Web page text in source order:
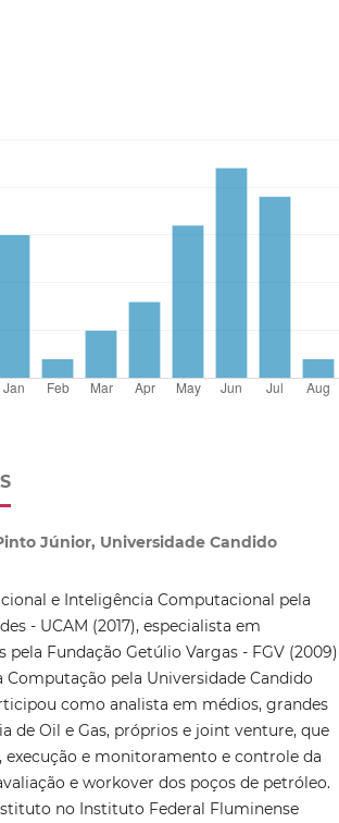
Júnior, Universidade Candido
e Inteligência Computacional pela
- UCAM (2017), especialista em
Fundação Getúlio Vargas - FGV (2009)
Computação pela Universidade Candido
como analista em médios, grandes
de Oil e Gas, próprios e joint venture, que
e monitoramento e controle da
e workover dos poços de petróleo.
no Instituto Federal Fluminense